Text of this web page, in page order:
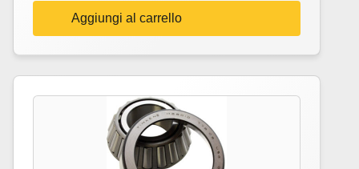
Aggiungi al carrello